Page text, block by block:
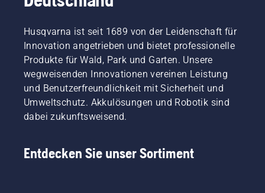
Husqvarna ist seit 1689 von der Leidenschaft für
Innovation angetrieben und bietet professionelle
Produkte für Wald, Park und Garten. Unsere
wegweisenden Innovationen vereinen Leistung
und Benutzerfreundlichkeit mit Sicherheit und
Umweltschutz. Akkulösungen und Robotik sind
dabei zukunftsweisend.
Entdecken Sie unser Sortiment